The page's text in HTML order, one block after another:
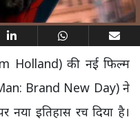
Holland) की नई फिल्म
Man: Brand New Day) ने
इतिहास रच दिया है।